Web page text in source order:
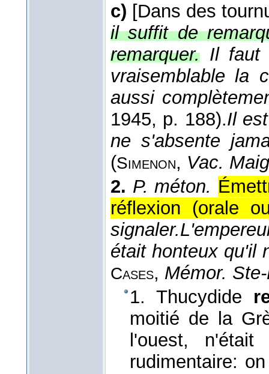
c) [Dans des
il suffit de
remarquer. Il faut
vraisemblable la
aussi
1945, p. 188).Il
ne s'absente
(Simenon, Vac.
2. P. méton.
réflexion (orale
signaler.
était honteux qu'il
Cases, Mémor.
1. Thucydide
moitié de la
l'ouest,
rudimentaire: